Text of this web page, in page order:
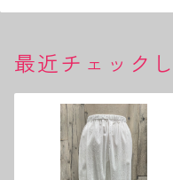
最近チェック